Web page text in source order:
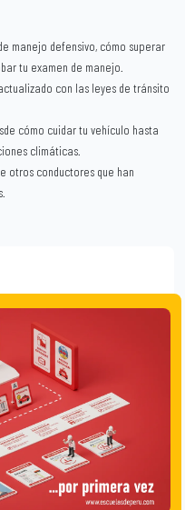
manejo defensivo, cómo superar
tu examen de manejo.
con las leyes de tránsito
cómo cuidar tu vehículo hasta
climáticas.
otros conductores que han